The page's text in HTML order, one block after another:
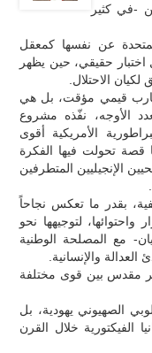
-في كثير
عن نفسها كمعقل
اختبار حقيقي، حين يظهر
الاحتلال.
قيمي مؤقت، بل هي
الأوجه، نفّذه مشروع
الأمريكية أقوى
قصة تحولت فيها الفكرة
الإنجيليين المتطرفين
بقدر ما تعكس نجاحاً
لتوجيهها نحو
مع المصلحة الوطنية
والإنسانية.
مقدس بين قوى مختلفة
الصهيوني يهودية، بل
الفيكتورية خلال القرن